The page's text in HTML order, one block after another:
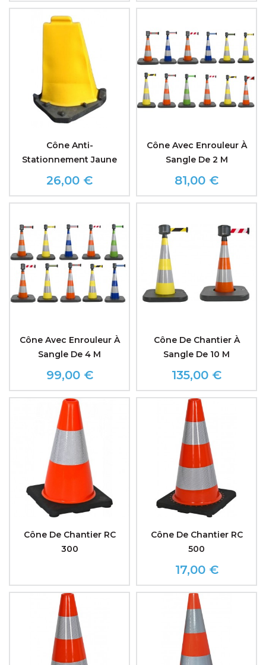
Cône Anti-
Stationnement Jaune
Prix
26,00 €
Cône Avec Enrouleur À
Sangle De 2 M
Prix
81,00 €
Cône Avec Enrouleur À
Sangle De 4 M
Prix
99,00 €
Cône De Chantier À
Sangle De 10 M
Prix
135,00 €
Cône De Chantier RC
300
Cône De Chantier RC
500
Prix
17,00 €